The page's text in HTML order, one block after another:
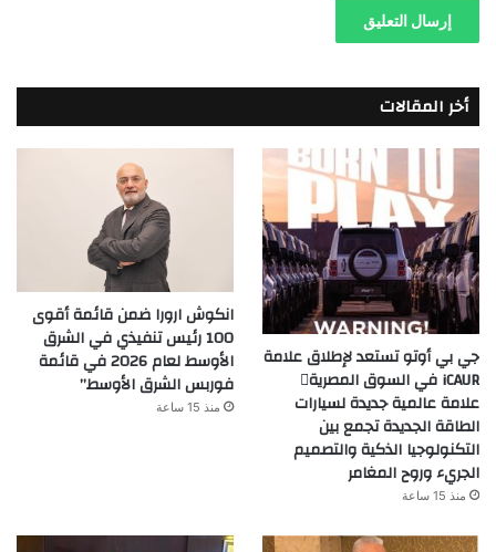
أخر المقالات
جي بي أوتو تستعد لإطلاق علامة
iCAUR في السوق المصرية
علامة عالمية جديدة لسيارات
الطاقة الجديدة تجمع بين
التكنولوجيا الذكية والتصميم
الجريء وروح المغامر
منذ 15 ساعة
انكوش ارورا ضمن قائمة أقوى
100 رئيس تنفيذي في الشرق
الأوسط لعام 2026 في قائمة
فوربس الشرق الأوسط”
منذ 15 ساعة